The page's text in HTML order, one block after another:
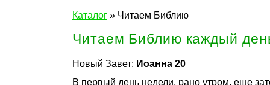
Каталог » Читаем Библию
Читаем Библию каждый
Новый Завет: Иоанна 20
В первый день недели, рано утром, еще